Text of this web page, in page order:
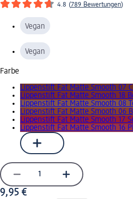
4.8 (789 Bewertungen)
Vegan
Vegan
Farbe
Lippenstift Fat Matte Smooth 07
Lippenstift Fat Matte Smooth 18
Lippenstift Fat Matte Smooth 08
Lippenstift Fat Matte Smooth 06
Lippenstift Fat Matte Smooth 17
Lippenstift Fat Matte Smooth 16
9,95 €